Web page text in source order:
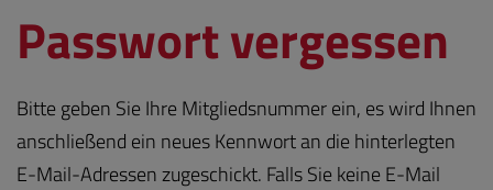
Passwort vergessen
Bitte geben Sie Ihre Mitgliedsnummer ein, es wird Ihnen
anschließend ein neues Kennwort an die hinterlegten
E-Mail-Adressen zugeschickt. Falls Sie keine E-Mail